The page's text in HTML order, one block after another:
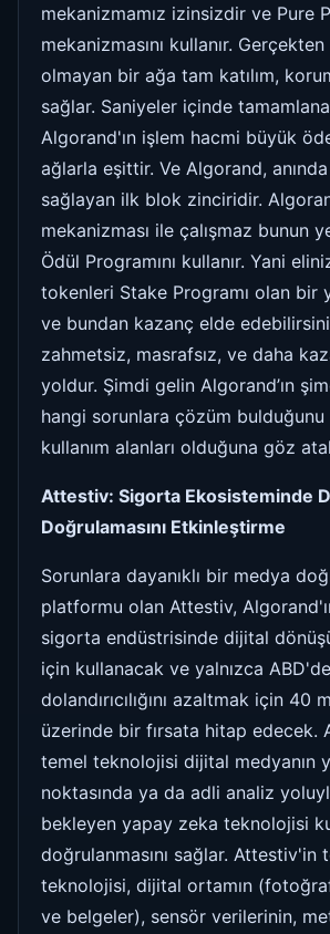
mekanizmamız izinsizdir ve Pure
mekanizmasını kullanır.
olmayan bir ağa tam katılım,
sağlar. Saniyeler içinde
Algorand'ın işlem hacmi büyük
ağlarla eşittir. Ve Algorand,
sağlayan ilk blok zinciridir.
mekanizması ile çalışmaz bunun
Ödül Programını kullanır. Yani
tokenleri Stake Programı olan bir
ve bundan kazanç elde
zahmetsiz, masrafsız, ve daha
yoldur. Şimdi gelin Algorand’ın
hangi sorunlara çözüm bulduğunu
kullanım alanları olduğuna göz
Attestiv: Sigorta Ekosisteminde
Doğrulamasını Etkinleştirme
Sorunlara dayanıklı bir medya
platformu olan Attestiv,
sigorta endüstrisinde dijital
için kullanacak ve yalnızca
dolandırıcılığını azaltmak için 40
üzerinde bir fırsata hitap edecek.
temel teknolojisi dijital medyanın
noktasında ya da adli analiz
bekleyen yapay zeka teknolojisi
doğrulanmasını sağlar. Attestiv'in
teknolojisi, dijital ortamın
ve belgeler), sensör verilerinin,